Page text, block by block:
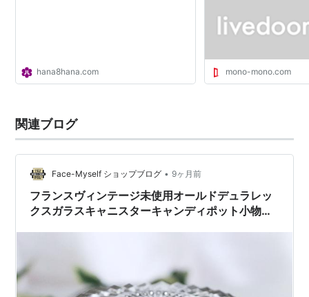
hana8hana.com mono-mono.com
関連ブログ
Face-Myself ショップブログ • 9ヶ月前
フランスヴィンテージ未使用オールドデュラレッ
クスガラスキャニスターキャンディポット小物入